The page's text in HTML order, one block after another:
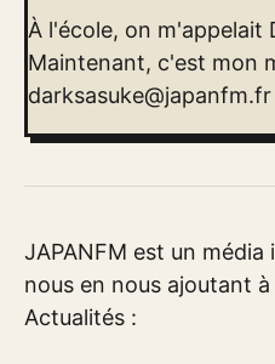
À l'école, on m'appelait
Maintenant, c'est mon
darksasuke@japanfm.fr
JAPANFM est un
nous en nous ajoutant
Actualités :